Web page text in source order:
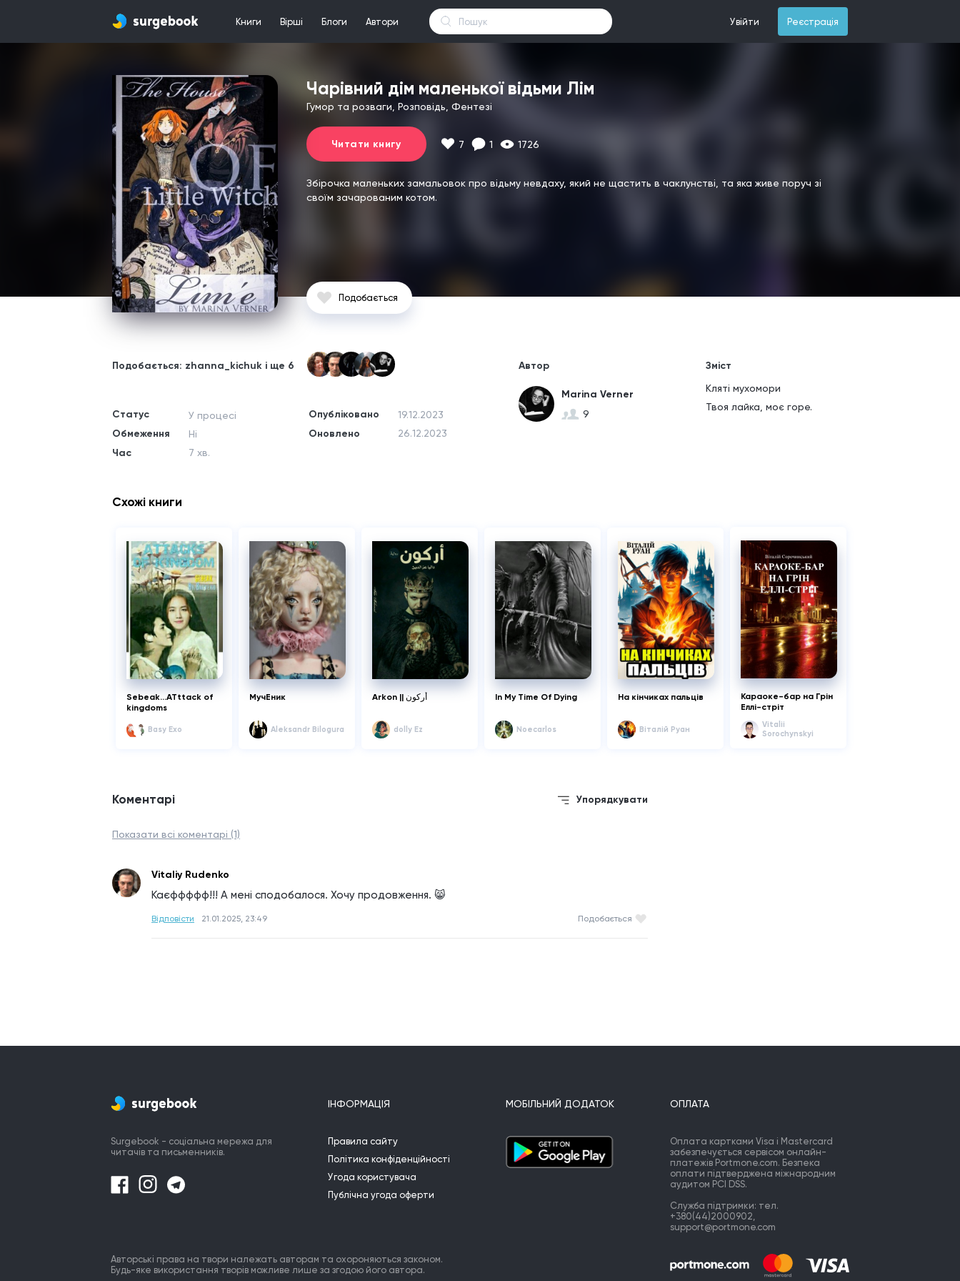
Книги Вірші Блоги Автори Увійти Реєстрація
Чарівний дім маленької відьми Лім
Гумор та розваги, Розповідь, Фентезі
Читати книгу 7 1 1726
Збірочка маленьких замальовок про відьму невдаху, який не щастить в чаклунстві, та яка живе поруч зі
своїм зачарованим котом.
Подобається
Подобається: zhanna_kichuk і ще 6
Статус
Обмеження
Час
У процесі
Ні
7 хв.
Опубліковано
Оновлено
19.12.2023
26.12.2023
Автор
Marina Verner
9
Зміст
Кляті мухомори
Твоя лайка, моє горе.
Схожі книги
Sebeak...ATttack of
kingdoms
Basy Exo
МучЕник
Aleksandr Bilogura
Arkon || أركون
dolly Ez
In My Time Of Dying
Noecarlos
На кінчиках пальців
Віталій Руан
Караоке-бар на Грін
Еллі-стріт
Vitalii
Sorochynskyi
Коментарі Упорядкувати
Показати всі коментарі (1)
Vitaliy Rudenko
Каєффффф!!! А мені сподобалося. Хочу продовження. 😸
Відповісти 21.01.2025, 23:49 Подобається
Surgebook - соціальна мережа для
читачів та письменників.
ІНФОРМАЦІЯ
Правила сайту
Політика конфіденційності
Угода користувача
Публічна угода оферти
МОБІЛЬНИЙ ДОДАТОК ОПЛАТА
Оплата картками Visa і Mastercard
забезпечується сервісом онлайн-
платежів Portmone.com. Безпека
оплати підтверджена міжнародним
аудитом PCI DSS.
Служба підтримки: тел.
+380(44)2000902,
support@portmone.com
Авторські права на твори належать авторам та охороняються законом.
Будь-яке використання творів можливе лише за згодою його автора.